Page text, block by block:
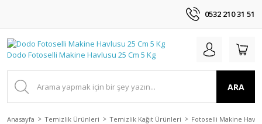
0532 210 31 51
ARA
Anasayfa Temizlik Ürünleri Temizlik Kağıt Ürünleri Fotoselli Makine